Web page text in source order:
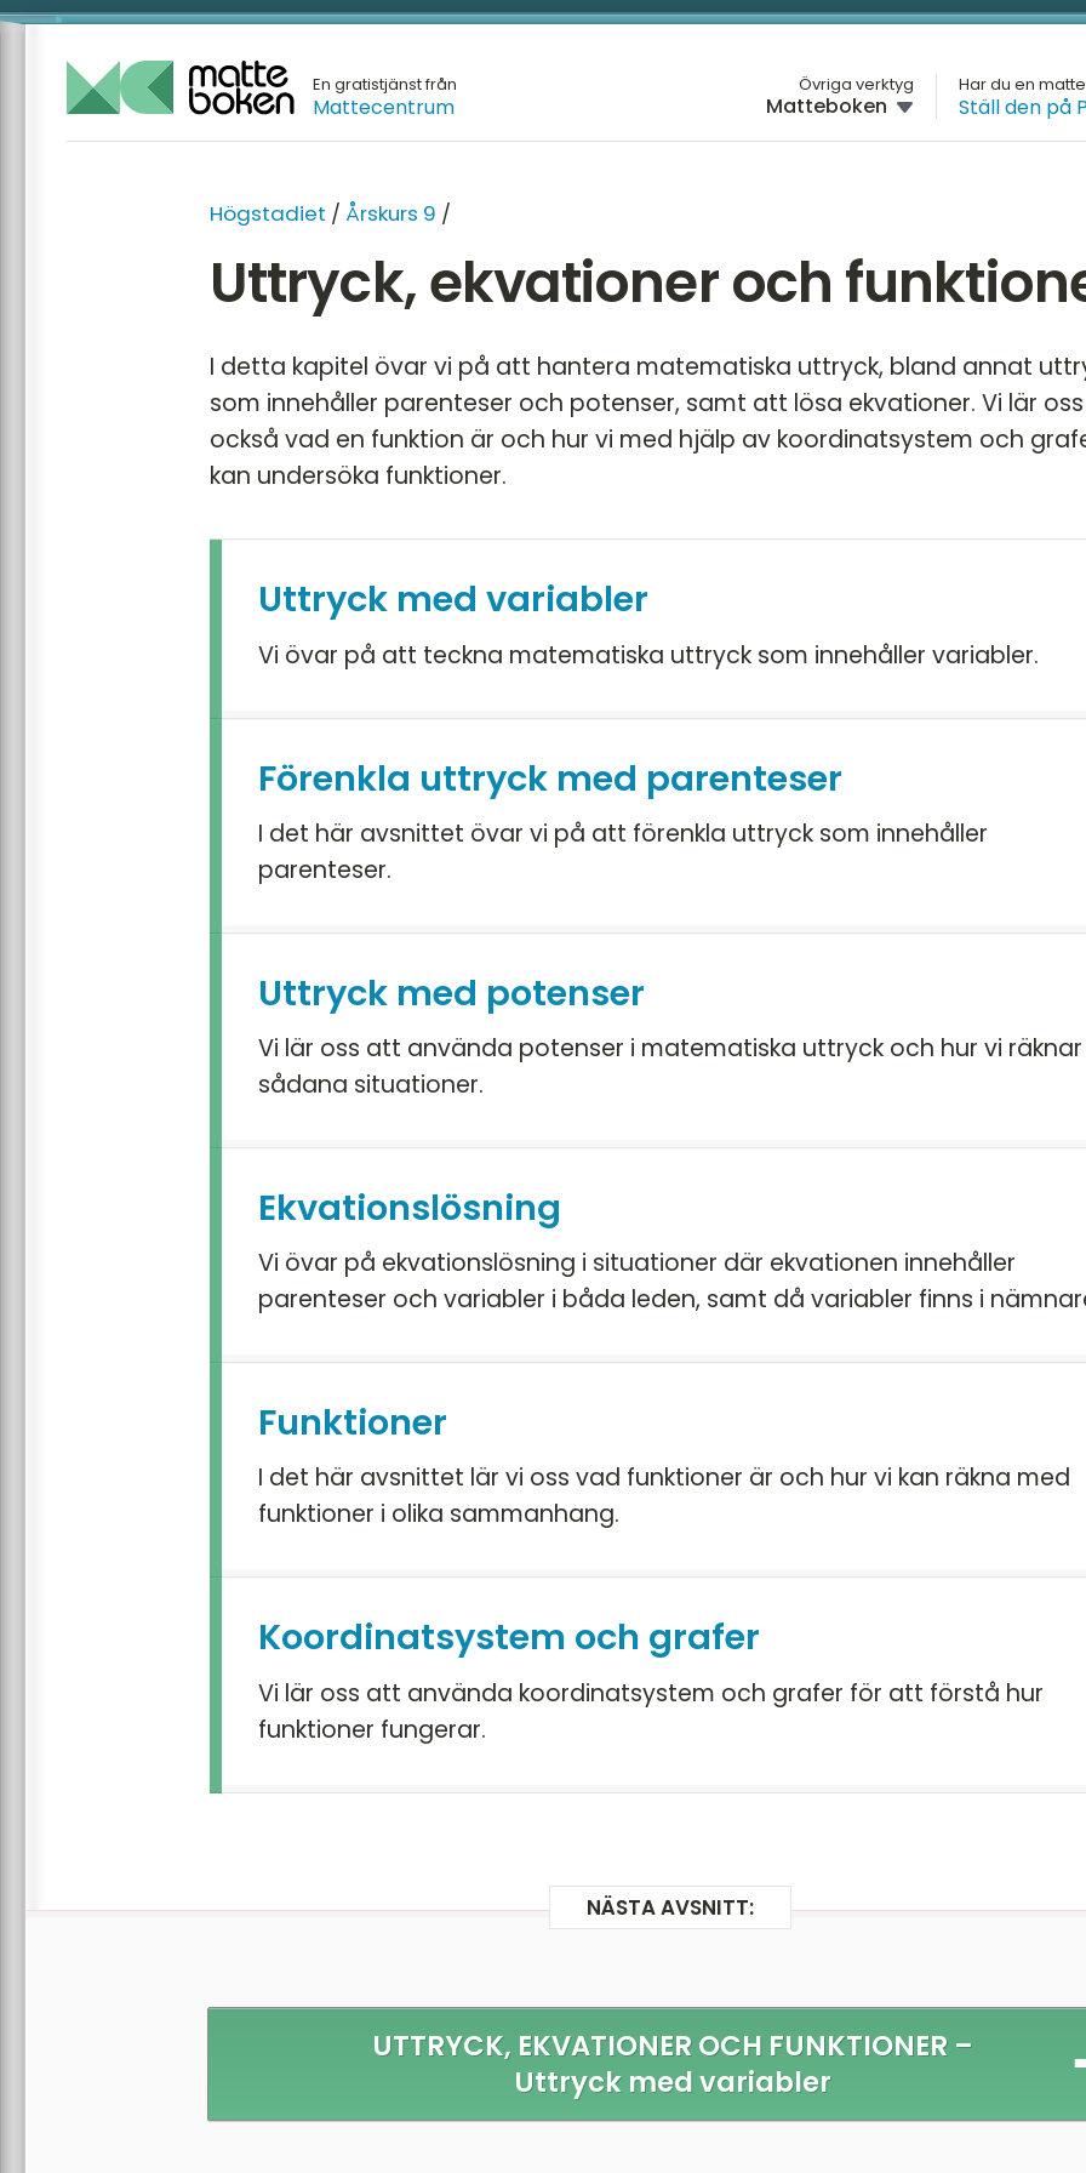
En gratistjänst från
Mattecentrum
Har du en
Ställ den på
Övriga verktyg
Matteboken
Högstadiet / Årskurs 9 /
Uttryck, ekvationer och
I detta kapitel övar vi på att hantera matematiska uttryck, bland annat
som innehåller parenteser och potenser, samt att lösa ekvationer. Vi lär oss
också vad en funktion är och hur vi med hjälp av koordinatsystem och
kan undersöka funktioner.
Uttryck med variabler
Vi övar på att teckna matematiska uttryck som innehåller variabler.
Förenkla uttryck med parenteser
I det här avsnittet övar vi på att förenkla uttryck som innehåller
parenteser.
Uttryck med potenser
Vi lär oss att använda potenser i matematiska uttryck och hur vi räknar
sådana situationer.
Ekvationslösning
Vi övar på ekvationslösning i situationer där ekvationen innehåller
parenteser och variabler i båda leden, samt då variabler finns i
Funktioner
I det här avsnittet lär vi oss vad funktioner är och hur vi kan räkna med
funktioner i olika sammanhang.
Koordinatsystem och grafer
Vi lär oss att använda koordinatsystem och grafer för att förstå hur
funktioner fungerar.
NÄSTA AVSNITT:
UTTRYCK, EKVATIONER OCH FUNKTIONER –
Uttryck med variabler
HÖGSTADIET
Årskurs 8